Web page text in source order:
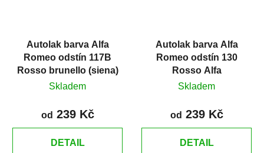
Autolak barva Alfa
Romeo odstín 117B
Rosso brunello (siena)
metalíza
Skladem
od 239 Kč
DETAIL
Autolak barva Alfa
Romeo odstín 130
Rosso Alfa
Skladem
od 239 Kč
DETAIL